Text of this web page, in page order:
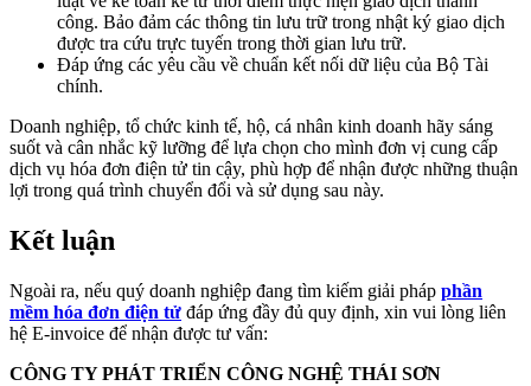
công. Bảo đảm các thông tin lưu trữ trong nhật ký giao dịch
được tra cứu trực tuyến trong thời gian lưu trữ.
Đáp ứng các yêu cầu về chuẩn kết nối dữ liệu của Bộ Tài
chính.
Doanh nghiệp, tổ chức kinh tế, hộ, cá nhân kinh doanh hãy sáng
suốt và cân nhắc kỹ lưỡng để lựa chọn cho mình đơn vị cung cấp
dịch vụ hóa đơn điện tử tin cậy, phù hợp để nhận được những thuận
lợi trong quá trình chuyển đổi và sử dụng sau này.
Kết luận
Ngoài ra, nếu quý doanh nghiệp đang tìm kiếm giải pháp phần
mềm hóa đơn điện tử đáp ứng đầy đủ quy định, xin vui lòng liên
hệ E-invoice để nhận được tư vấn:
CÔNG TY PHÁT TRIỂN CÔNG NGHỆ THÁI SƠN